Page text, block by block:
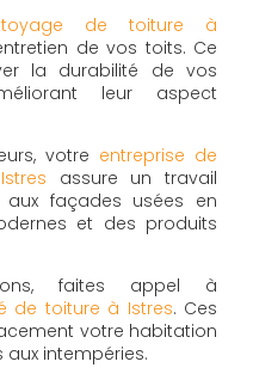
de toiture à
de vos toits. Ce
la durabilité de vos
leur aspect
votre entreprise de
assure un travail
aux façades usées en
et des produits
faites appel à
de toiture à Istres. Ces
votre habitation
intempéries.